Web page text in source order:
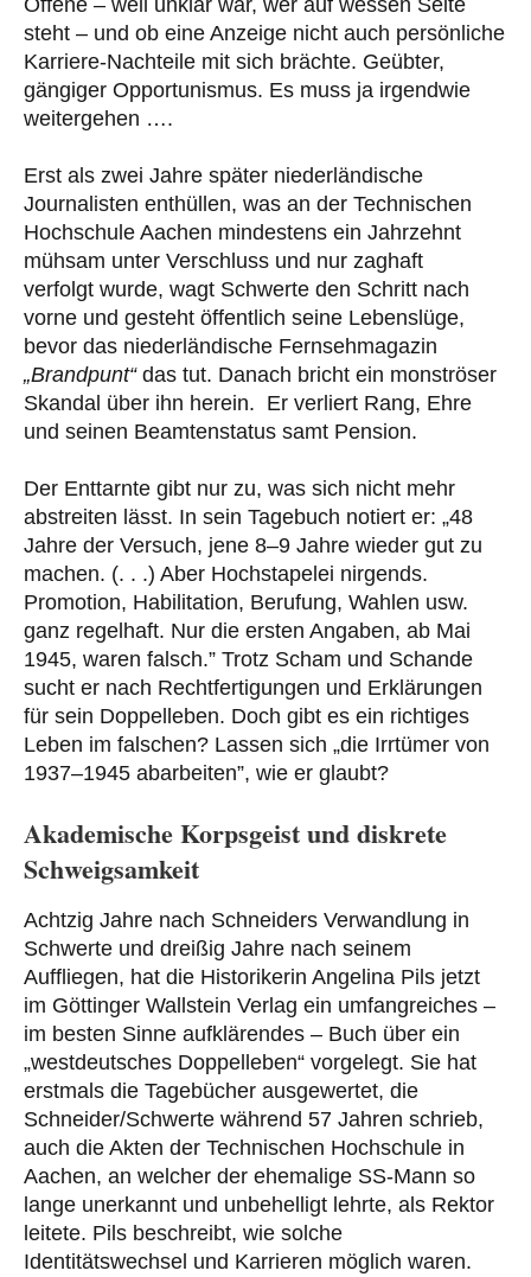
steht – und ob eine Anzeige nicht auch persönliche
Karriere-Nachteile mit sich brächte. Geübter,
gängiger Opportunismus. Es muss ja irgendwie
weitergehen ….
Erst als zwei Jahre später niederländische
Journalisten enthüllen, was an der Technischen
Hochschule Aachen mindestens ein Jahrzehnt
mühsam unter Verschluss und nur zaghaft
verfolgt wurde, wagt Schwerte den Schritt nach
vorne und gesteht öffentlich seine Lebenslüge,
bevor das niederländische Fernsehmagazin
„Brandpunt“das tut. Danach bricht ein monströser
Skandal über ihn herein. Er verliert Rang, Ehre
und seinen Beamtenstatus samt Pension.
Der Enttarnte gibt nur zu, was sich nicht mehr
abstreiten lässt. In sein Tagebuch notiert er: „48
Jahre der Versuch, jene 8–9 Jahre wieder gut zu
machen. (. . .) Aber Hochstapelei nirgends.
Promotion, Habilitation, Berufung, Wahlen usw.
ganz regelhaft. Nur die ersten Angaben, ab Mai
1945, waren falsch.” Trotz Scham und Schande
sucht er nach Rechtfertigungen und Erklärungen
für sein Doppelleben. Doch gibt es ein richtiges
Leben im falschen? Lassen sich „die Irrtümer von
1937–1945 abarbeiten”, wie er glaubt?
Akademische Korpsgeist und diskrete
Schweigsamkeit
Achtzig Jahre nach Schneiders Verwandlung in
Schwerte und dreißig Jahre nach seinem
Auffliegen, hat die Historikerin Angelina Pils jetzt
im Göttinger Wallstein Verlag ein umfangreiches –
im besten Sinne aufklärendes – Buch über ein
„westdeutsches Doppelleben“ vorgelegt. Sie hat
erstmals die Tagebücher ausgewertet, die
Schneider/Schwerte während 57 Jahren schrieb,
auch die Akten der Technischen Hochschule in
Aachen, an welcher der ehemalige SS-Mann so
lange unerkannt und unbehelligt lehrte, als Rektor
leitete. Pils beschreibt, wie solche
Identitätswechsel und Karrieren möglich waren.